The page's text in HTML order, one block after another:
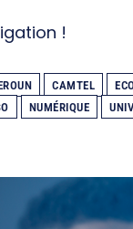
!
CAMTEL
NUMÉRIQUE